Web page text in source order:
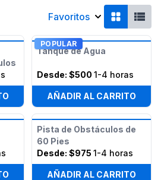
Favoritos
POPULAR
Tanque de Agua
Desde: $500 1-4 horas
AÑADIR AL CARRITO
Pista de Obstáculos de
60 Pies
Desde: $975 1-4 horas
AÑADIR AL CARRITO